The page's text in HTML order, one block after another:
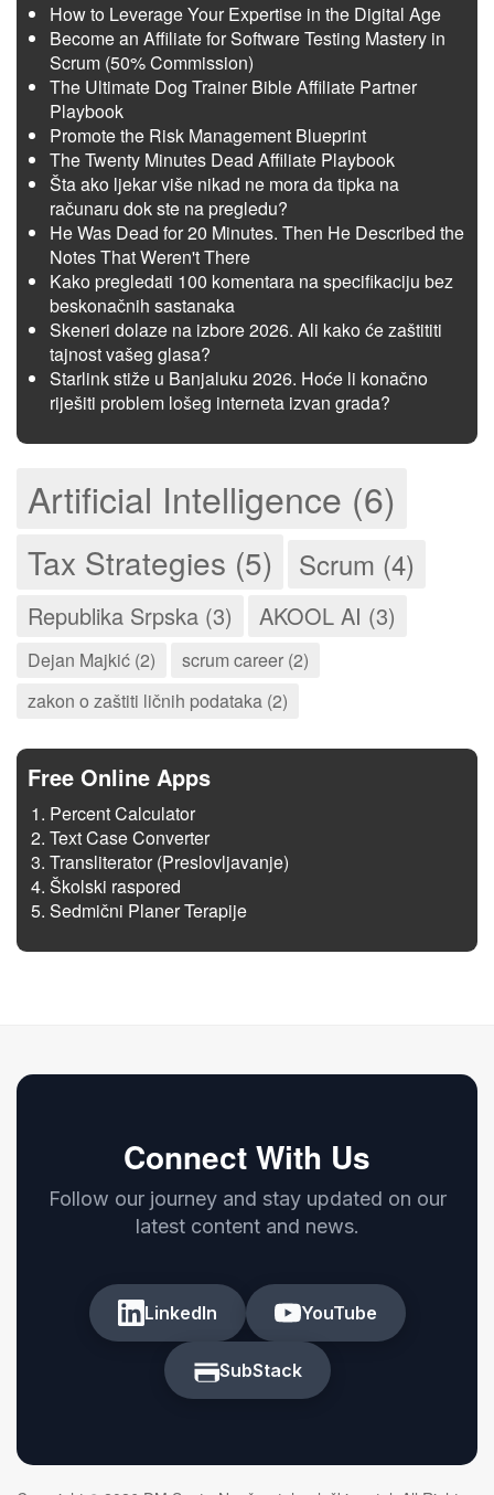
How to Leverage Your Expertise in the Digital Age
Become an Affiliate for Software Testing Mastery in
Scrum (50% Commission)
The Ultimate Dog Trainer Bible Affiliate Partner
Playbook
Promote the Risk Management Blueprint
The Twenty Minutes Dead Affiliate Playbook
Šta ako ljekar više nikad ne mora da tipka na
računaru dok ste na pregledu?
He Was Dead for 20 Minutes. Then He Described the
Notes That Weren't There
Kako pregledati 100 komentara na specifikaciju bez
beskonačnih sastanaka
Skeneri dolaze na izbore 2026. Ali kako će zaštititi
tajnost vašeg glasa?
Starlink stiže u Banjaluku 2026. Hoće li konačno
riješiti problem lošeg interneta izvan grada?
Artificial Intelligence (6)
Tax Strategies (5) Scrum (4)
Republika Srpska (3) AKOOL AI (3)
Dejan Majkić (2)
scrum career (2)
zakon o zaštiti ličnih podataka (2)
Free Online Apps
Percent Calculator
Text Case Converter
Transliterator (Preslovljavanje)
Školski raspored
Sedmični Planer Terapije
Connect With Us
Follow our journey and stay updated on our
latest content and news.
LinkedIn YouTube
SubStack